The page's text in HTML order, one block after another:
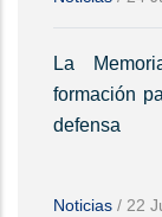
La
formación
defensa
Noticias / 22